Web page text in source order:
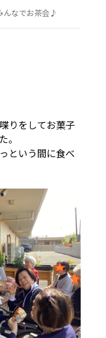
んなでお茶会♪
りをしてお菓子
。
という間に食べ